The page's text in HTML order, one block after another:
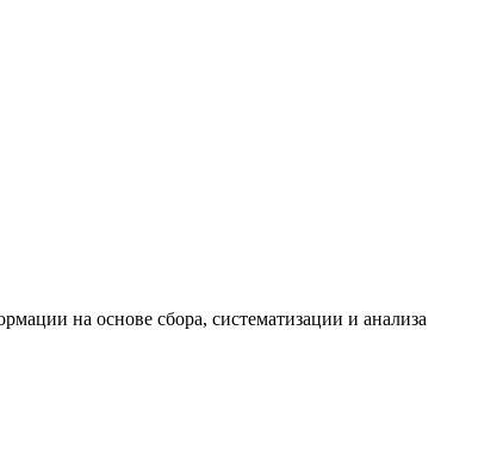
на основе сбора, систематизации и анализа